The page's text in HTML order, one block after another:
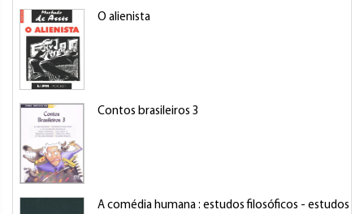
O alienista
Contos brasileiros 3
A comédia humana : estudos filosóficos - estudos